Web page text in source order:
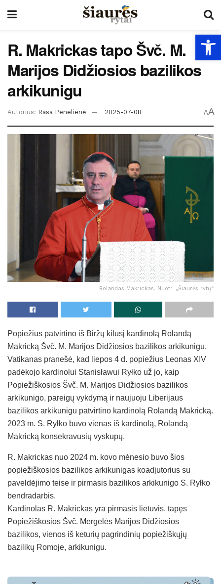
R. Makrickas tapo Švč. M.
Marijos Didžiosios bazilikos
arkikunigu
Autorius: Rasa Penelienė 2025-07-08 AA
Rolandas Makrickas. Nuotr. „Šiaurės rytų“
Popiežius patvirtino iš Biržų kilusį kardinolą Rolandą
Makricką Švč. M. Marijos Didžiosios bazilikos arkikunigu.
Vatikanas pranešė, kad liepos 4 d. popiežius Leonas XIV
padėkojo kardinolui Stanisławui Ryłko už jo, kaip
Popiežiškosios Švč. M. Marijos Didžiosios bazilikos
arkikunigo, pareigų vykdymą ir naujuoju Liberijaus
bazilikos arkikunigu patvirtino kardinolą Rolandą Makricką.
2023 m. S. Ryłko buvo vienas iš kardinolą, Rolandą
Makricką konsekravusių vyskupų.
R. Makrickas nuo 2024 m. kovo mėnesio buvo šios
popiežiškosios bazilikos arkikunigas koadjutorius su
paveldėjimo teise ir pirmasis bazilikos arkikunigo S. Ryłko
bendradarbis.
Kardinolas R. Makrickas yra pirmasis lietuvis, tapęs
Popiežiškosios Švč. Mergelės Marijos Didžiosios
bazilikos, vienos iš keturių pagrindinių popiežiškųjų
bazilikų Romoje, arkikunigu.